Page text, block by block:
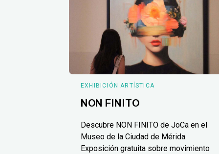
EXHIBICIÓN ARTÍSTICA
NON FINITO
Descubre NON FINITO de JoCa en el
Museo de la Ciudad de Mérida.
Exposición gratuita sobre movimiento